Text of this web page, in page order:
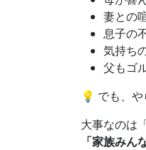
妻との
息子の
気持ち
父もゴ
💡 でも、
大事なのは
「家族みん